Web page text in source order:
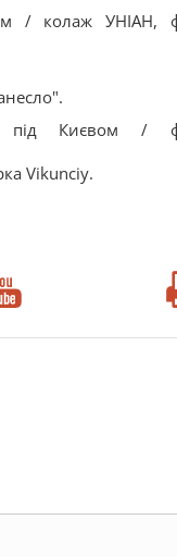
/ колаж УНІАН,
під Києвом /
Vikunciy.